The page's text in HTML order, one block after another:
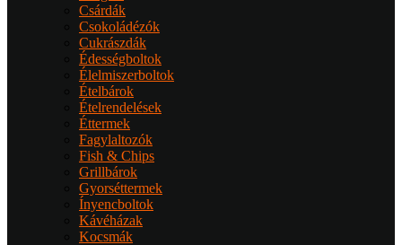
Csárdák
Csokoládézók
Cukrászdák
Édességboltok
Élelmiszerboltok
Ételbárok
Ételrendelések
Éttermek
Fagylaltozók
Fish & Chips
Grillbárok
Gyorséttermek
Ínyencboltok
Kávéházak
Kocsmák